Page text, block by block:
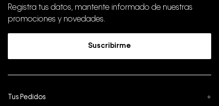
Registra tus datos, mantente informado de nuestras
promociones y novedades.
Suscribirme
Tus Pedidos +